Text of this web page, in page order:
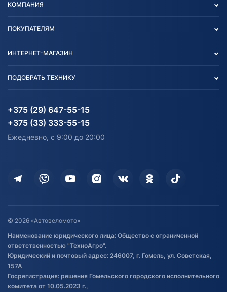
КОМПАНИЯ
Блог
Карта сайта
ПОКУПАТЕЛЯМ
Согласие на обработку
Информация до получения
согласия на обработку
Дополнительные услуги
Оставить отзыв
Договор публичной оферты
Обработка файлов cookie
Постановка транспорта на учет
Обновления в ЭПТС 2024
ИНТЕРНЕТ-МАГАЗИН
Агротехника
Водный транспорт
Электротранспорт
ПОДОБРАТЬ ТЕХНИКУ
Агротехника
Электротранспорт
+375 (29) 647-55-15
+375 (33) 333-55-15
Ежедневно, с 9:00 до 20:00
© 2026 «Автовеломото»
Наименование юридического лица: Общество с ограниченной
ответственностью "ТехноАгро".
Юридический и почтовый адрес: 246007, г. Гомель, ул. Советская,
157А
Госрегистрация: решения Гомельского городского исполнительного
комитета от 10.05.2023 г.,